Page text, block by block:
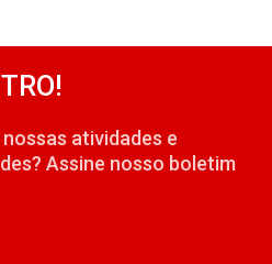
atividades e
Assine nosso boletim